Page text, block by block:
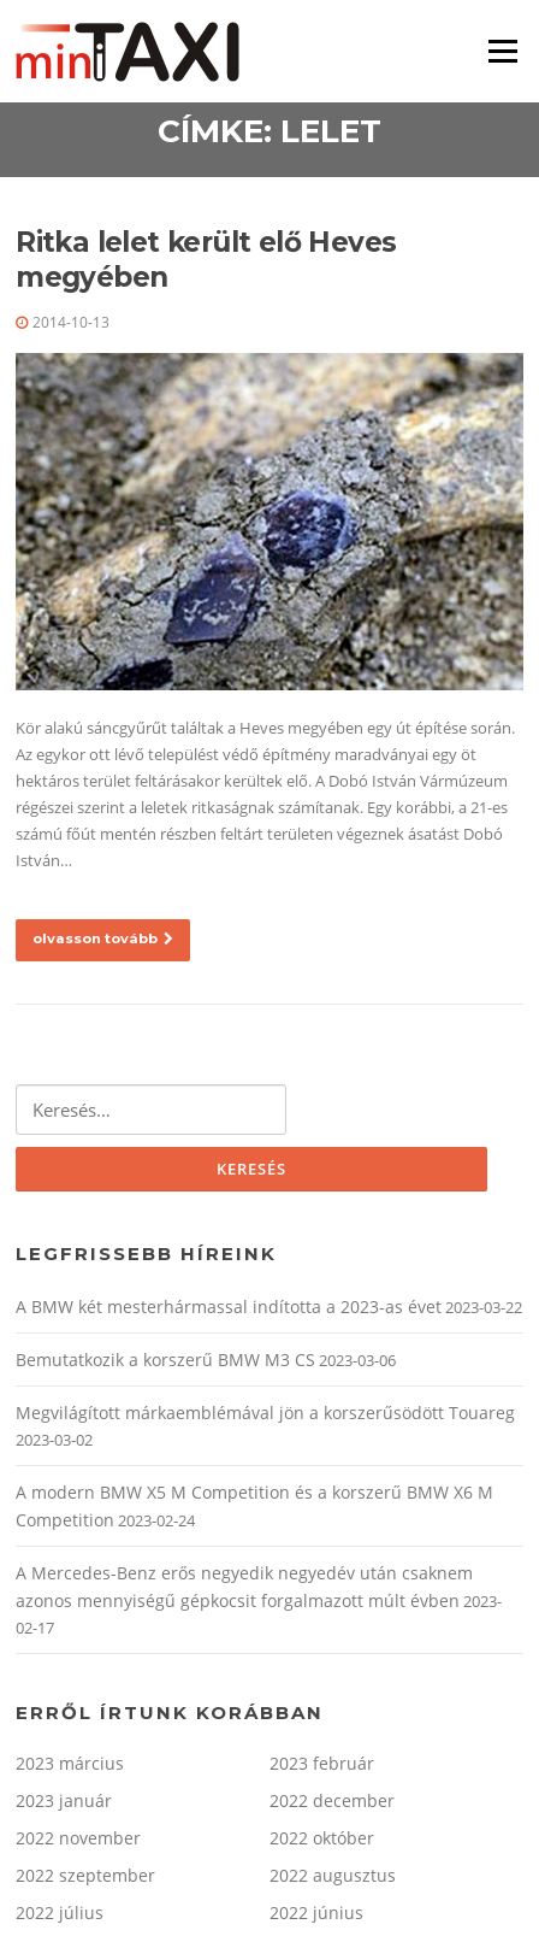
Menü
CÍMKE: LELET
Ritka lelet került elő Heves
megyében
2014-10-13
Kör alakú sáncgyűrűt találtak a Heves megyében egy út építése során.
Az egykor ott lévő települést védő építmény maradványai egy öt
hektáros terület feltárásakor kerültek elő. A Dobó István Vármúzeum
régészei szerint a leletek ritkaságnak számítanak. Egy korábbi, a 21-es
számú főút mentén részben feltárt területen végeznek ásatást Dobó
István…
olvasson tovább
LEGFRISSEBB HÍREINK
A BMW két mesterhármassal indította a 2023-as évet 2023-03-22
Bemutatkozik a korszerű BMW M3 CS 2023-03-06
Megvilágított márkaemblémával jön a korszerűsödött Touareg
2023-03-02
A modern BMW X5 M Competition és a korszerű BMW X6 M
Competition 2023-02-24
A Mercedes-Benz erős negyedik negyedév után csaknem
azonos mennyiségű gépkocsit forgalmazott múlt évben 2023-
02-17
ERRŐL ÍRTUNK KORÁBBAN
2023 március
2023 február
2023 január
2022 december
2022 november
2022 október
2022 szeptember
2022 augusztus
2022 július
2022 június